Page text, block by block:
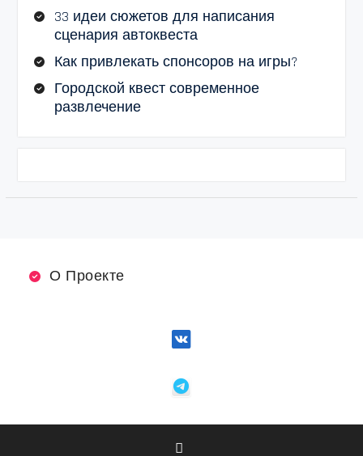
33 идеи сюжетов для написания
сценария автоквеста
Как привлекать спонсоров на игры?
Городской квест современное
развлечение
О Проекте